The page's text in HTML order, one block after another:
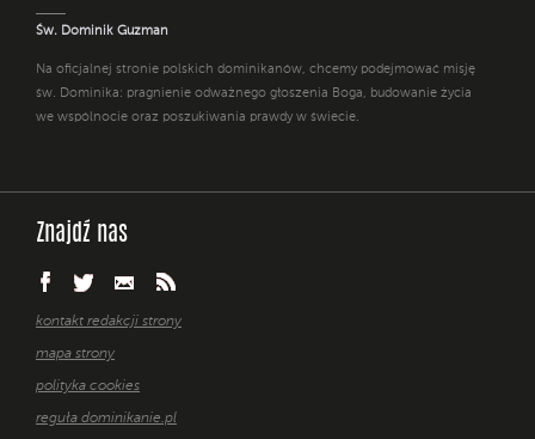
Św. Dominik Guzman
Na oficjalnej stronie polskich dominikanów, chcemy podejmować misję
św. Dominika: pragnienie odważnego głoszenia Boga, budowanie życia
we wspólnocie oraz poszukiwania prawdy w świecie.
Znajdź nas
kontakt redakcji strony
mapa strony
polityka cookies
reguła dominikanie.pl